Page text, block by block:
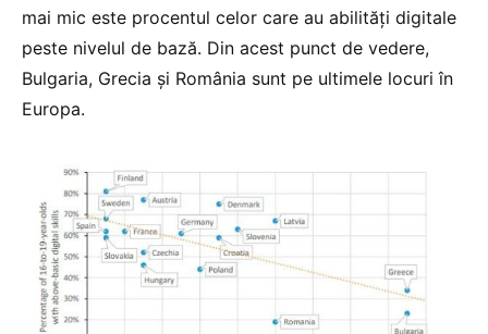
mai mic este procentul celor care au abilități digitale
peste nivelul de bază. Din acest punct de vedere,
Bulgaria, Grecia și România sunt pe ultimele locuri în
Europa.